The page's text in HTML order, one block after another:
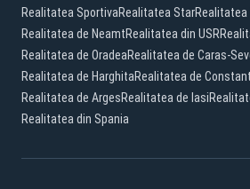
Realitatea SportivaRealitatea Star
Realitatea de NeamtRealitatea din USR
Realitatea de OradeaRealitatea de Caras-
Realitatea de HarghitaRealitatea de
Realitatea de ArgesRealitatea de Iasi
Realitatea din Spania